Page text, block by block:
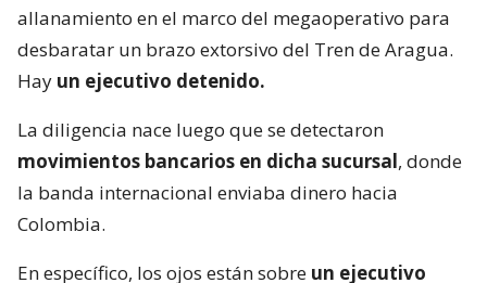
allanamiento en el marco del megaoperativo para
desbaratar un brazo extorsivo del Tren de Aragua.
Hay un ejecutivo detenido.
La diligencia nace luego que se detectaron
movimientos bancarios en dicha sucursal, donde
la banda internacional enviaba dinero hacia
Colombia.
En específico, los ojos están sobre un ejecutivo